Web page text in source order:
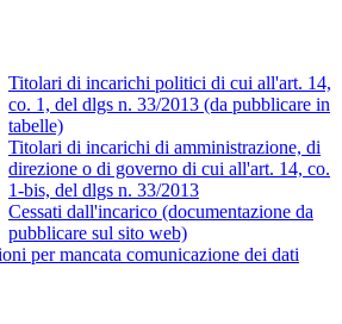
Titolari di incarichi politici di cui all'art. 14,
co. 1, del dlgs n. 33/2013 (da pubblicare in
tabelle)
Titolari di incarichi di amministrazione, di
direzione o di governo di cui all'art. 14, co.
1-bis, del dlgs n. 33/2013
Cessati dall'incarico (documentazione da
pubblicare sul sito web)
per mancata comunicazione dei dati